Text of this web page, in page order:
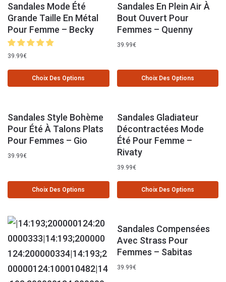
Sandales Mode Été
Grande Taille En Métal
Pour Femme – Becky
39.99€
Choix Des Options
Sandales En Plein Air À
Bout Ouvert Pour
Femmes – Quenny
39.99€
Choix Des Options
Sandales Style Bohème
Pour Été À Talons Plats
Pour Femmes – Gio
39.99€
Choix Des Options
Sandales Gladiateur
Décontractées Mode
Été Pour Femme –
Rivaty
39.99€
Choix Des Options
Sandales Compensées
Avec Strass Pour
Femmes – Sabitas
39.99€